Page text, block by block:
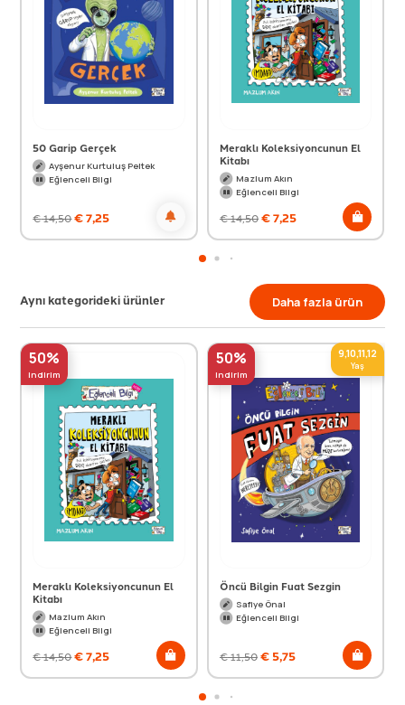
50 Garip Gerçek
Ayşenur Kurtuluş Peltek
Eğlenceli Bilgi
€14,50€7,25
Meraklı Koleksiyoncunun El
Kitabı
Mazlum Akın
Eğlenceli Bilgi
€14,50€7,25
Aynı kategorideki ürünler Daha fazla ürün
50%
indirim
Meraklı Koleksiyoncunun El
Kitabı
Mazlum Akın
Eğlenceli Bilgi
€14,50€7,25
50%
indirim
9,10,11,12
Yaş
Öncü Bilgin Fuat Sezgin
Safiye Önal
Eğlenceli Bilgi
€11,50€5,75